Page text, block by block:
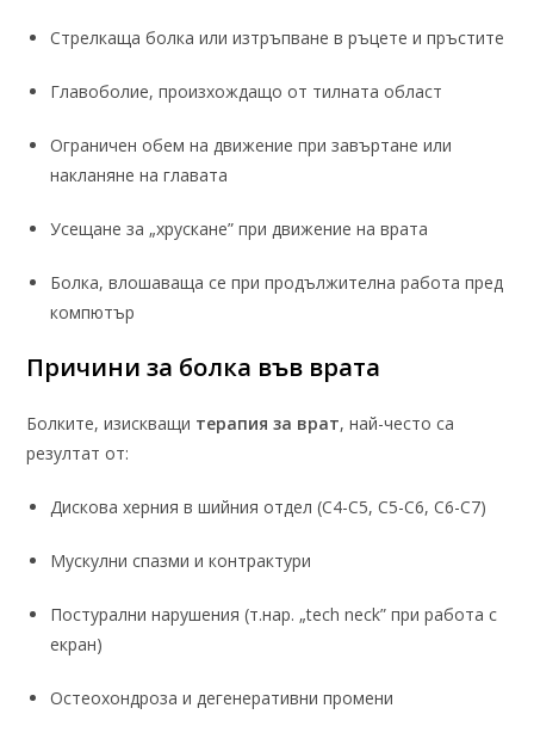
Стрелкаща болка или изтръпване в ръцете и пръстите
Главоболие, произхождащо от тилната област
Ограничен обем на движение при завъртане или
накланяне на главата
Усещане за „хрускане” при движение на врата
Болка, влошаваща се при продължителна работа пред
компютър
Причини за болка във врата
Болките, изискващи терапия за врат, най-често са
резултат от:
Дискова херния в шийния отдел (C4-C5, C5-C6, C6-C7)
Мускулни спазми и контрактури
Постурални нарушения (т.нар. „tech neck” при работа с
екран)
Остеохондроза и дегенеративни промени